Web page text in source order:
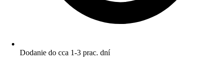
Dodanie do cca 1-3 prac. dní